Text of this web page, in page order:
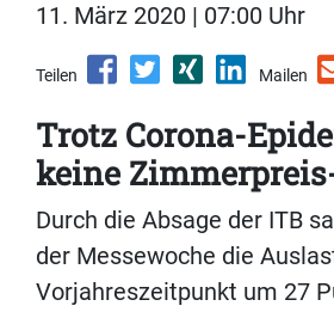
11. März 2020 | 07:00 Uhr
Teilen Mailen
Trotz Corona-
keine
Durch die Absage der ITB
der Messewoche die
Vorjahreszeitpunkt um 27